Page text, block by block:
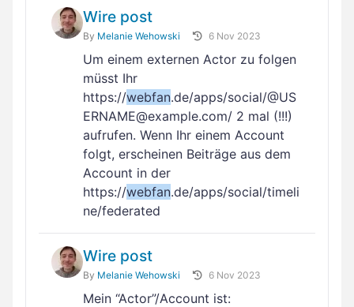
Wire post
By Melanie Wehowski 6 Nov 2023
Um einem externen Actor zu folgen
müsst Ihr
https://webfan.de/apps/social/@US
ERNAME@example.com/ 2 mal (!!!)
aufrufen. Wenn Ihr einem Account
folgt, erscheinen Beiträge aus dem
Account in der
https://webfan.de/apps/social/timeli
ne/federated
Wire post
By Melanie Wehowski 6 Nov 2023
Mein “Actor”/Account ist: